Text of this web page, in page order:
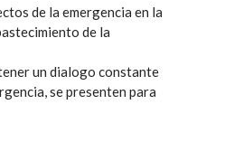
de la emergencia en la
de la
un dialogo constante
se presenten para